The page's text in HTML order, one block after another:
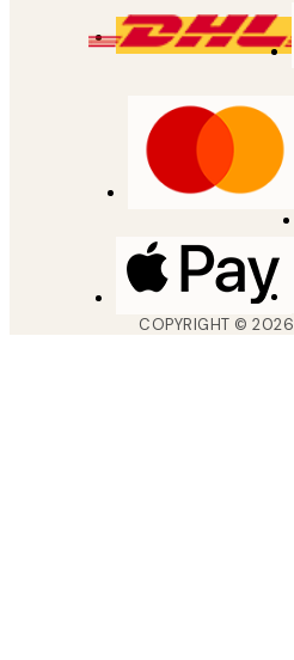
COPYRIGHT ©2026